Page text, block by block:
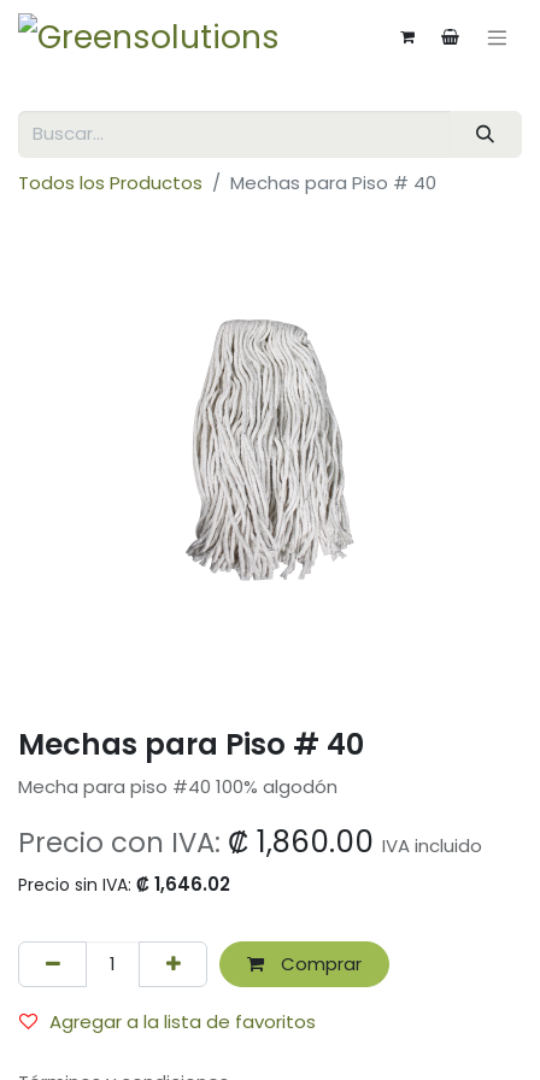
Todos los Productos Mechas para Piso # 40
Mechas para Piso # 40
Mecha para piso #40 100% algodón
Precio con IVA: ₡ 1,860.00 IVA incluido
Precio sin IVA: ₡1,646.02
Comprar
Agregar a la lista de favoritos